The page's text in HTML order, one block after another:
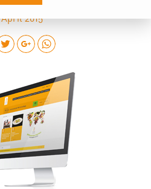
April 2015